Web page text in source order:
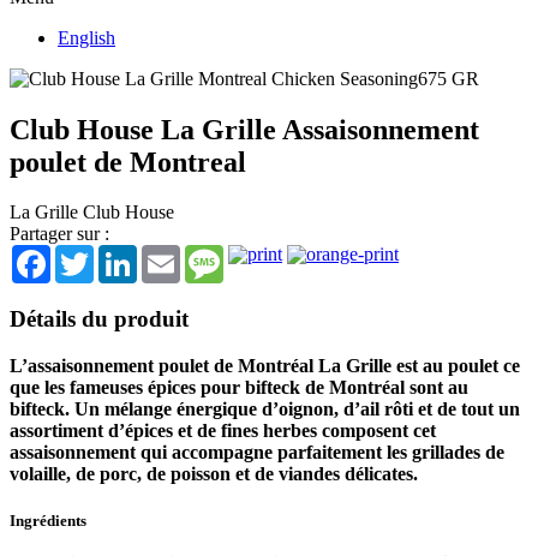
English
Club House La Grille Assaisonnement
poulet de Montreal
La Grille Club House
Partager sur :
Facebook
TwitterLinkedInEmail Message
Détails du produit
L’assaisonnement poulet de Montréal La Grille est au poulet ce
que les fameuses épices pour bifteck de Montréal sont au
bifteck. Un mélange énergique d’oignon, d’ail rôti et de tout un
assortiment d’épices et de fines herbes composent cet
assaisonnement qui accompagne parfaitement les grillades de
volaille, de porc, de poisson et de viandes délicates.
Ingrédients